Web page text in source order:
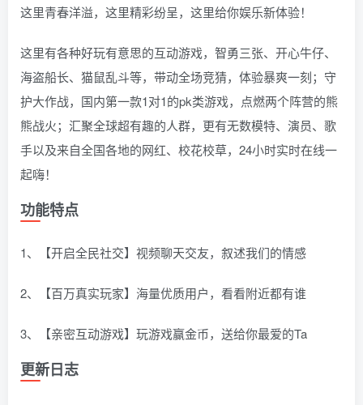
这里青春洋溢，这里精彩纷呈，这里给你娱乐新体验！
这里有各种好玩有意思的互动游戏，智勇三张、开心牛仔、
海盗船长、猫鼠乱斗等，带动全场竞猜，体验暴爽一刻；守
护大作战，国内第一款1对1的pk类游戏，点燃两个阵营的熊
熊战火；汇聚全球超有趣的人群，更有无数模特、演员、歌
手以及来自全国各地的网红、校花校草，24小时实时在线一
起嗨！
功能特点
1、【开启全民社交】视频聊天交友，叙述我们的情感
2、【百万真实玩家】海量优质用户，看看附近都有谁
3、【亲密互动游戏】玩游戏赢金币，送给你最爱的Ta
更新日志